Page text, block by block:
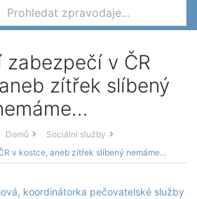
zabezpečí v ČR
zítřek slíbený
Domů
Sociální služby
v kostce, aneb zítřek slíbený nemáme…
koordinátorka pečovatelské služby